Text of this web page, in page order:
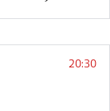
20:30